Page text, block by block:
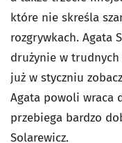
które nie skreśla
rozgrywkach. Agata
drużynie w trudnych
już w styczniu
Agata powoli wraca
przebiega bardzo
Solarewicz.